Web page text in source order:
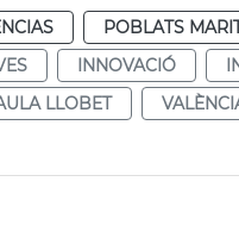
POBLATS
INNOVACIÓ
LLOBET